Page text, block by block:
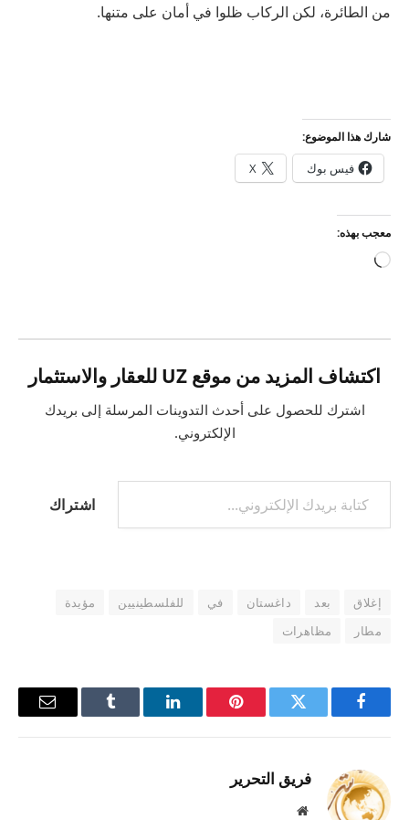
من الطائرة، لكن الركاب ظلوا في أمان على متنها.
شارك هذا الموضوع:
فيس بوك X
معجب بهذه:
جاري
اكتشاف المزيد من موقع UZ للعقار والاستثمار
اشترك للحصول على أحدث التدوينات المرسلة إلى بريدك
الإلكتروني.
كتابة بريدك الإلكتروني...
اشتراك
إغلاق بعد داغستان في للفلسطينيين
مؤيدة
مطار
مظاهرات
فيسبوك تويتر بينتيريستلينكدإن Tumblr
البريد
فريق التحرير
موقع